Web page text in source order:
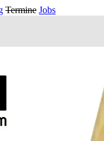
Termine Jobs